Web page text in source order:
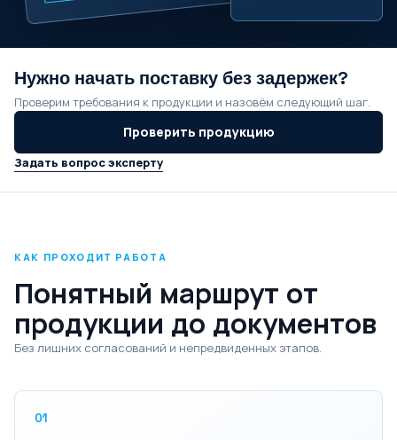
Нужно начать поставку без задержек?
Проверим требования к продукции и назовём следующий шаг.
Проверить продукцию
Задать вопрос эксперту
КАК ПРОХОДИТ РАБОТА
Понятный маршрут от
продукции до документов
Без лишних согласований и непредвиденных этапов.
01